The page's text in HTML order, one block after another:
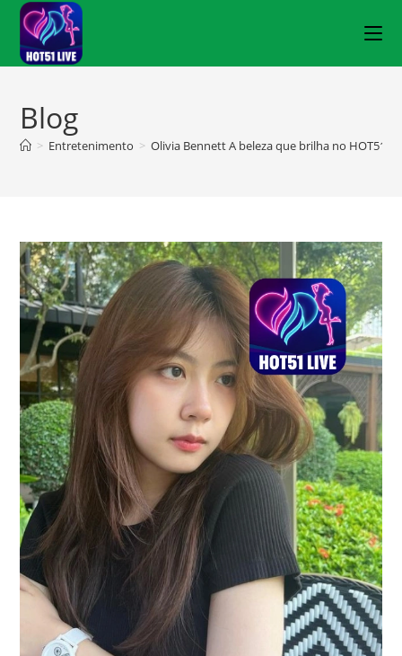
Blog
> Entretenimento > Olivia Bennett A beleza que brilha no HOT51